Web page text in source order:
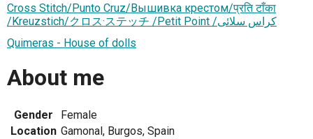
Cross Stitch/Punto Cruz/Вышивка крестом/प्रति टाँका
/Kreuzstich/クロス·ステッチ /Petit Point /کراس سلائی
Quimeras - House of dolls
About me
Gender
Female
Location Gamonal, Burgos, Spain